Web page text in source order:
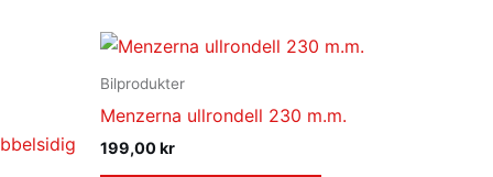
Bilprodukter
Menzerna ullrondell 230 m.m.
199,00kr